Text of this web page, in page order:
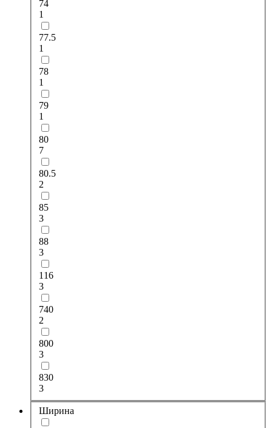
74
1
77.5
1
78
1
79
1
80
7
80.5
2
85
3
88
3
116
3
740
2
800
3
830
3
Ширина